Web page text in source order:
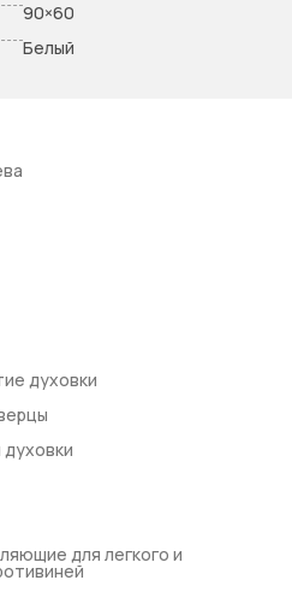
90×60
Белый
духовки
для легкого и